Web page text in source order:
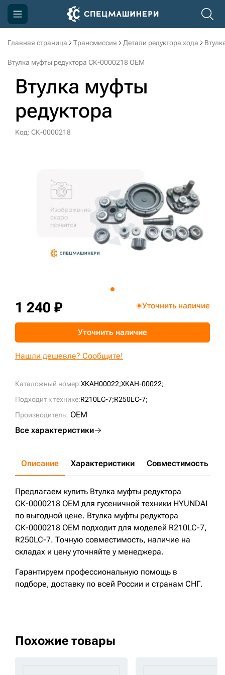
Главная страница Трансмиссия Детали редуктора хода
Втулка муфты редуктора СК-0000218 OEM
Втулка муфты
редуктора
Код: СК-0000218
Каталожный номер:XKAH00022;XKAH-00022;
Подходит к технике:R210LC-7;R250LC-7;
Производитель: OEM
Все характеристики
1 240 ₽ Уточнить наличие
Уточнить наличие
Нашли дешевле? Сообщите!
Описание Характеристики Совместимость
Предлагаем купить Втулка муфты редуктора
СК-0000218 OEM для гусеничной техники HYUNDAI
по выгодной цене. Втулка муфты редуктора
СК-0000218 OEM подходит для моделей R210LC-7,
R250LC-7. Точную совместимость, наличие на
складах и цену уточняйте у менеджера.
Гарантируем профессиональную помощь в
подборе, доставку по всей России и странам СНГ.
Похожие товары
Компания
Доставка и оплата
Информация
Контакты
sksale@skdst.ru
+7 (499) 394-50-93